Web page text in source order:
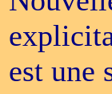
est une